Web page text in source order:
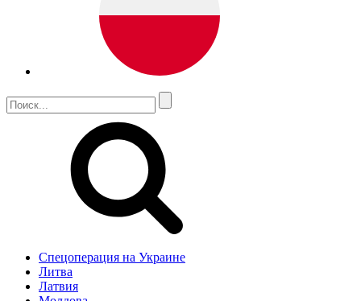
Спецоперация на Украине
Литва
Латвия